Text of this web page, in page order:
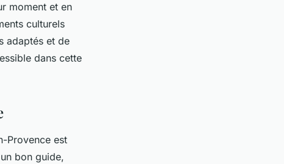
moment et en
culturels
adaptés et de
dans cette
Provence est
bon guide,